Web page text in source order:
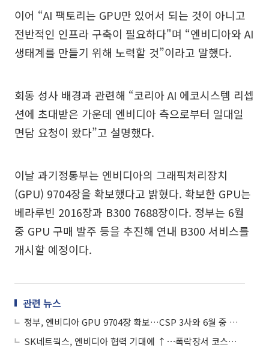
이어 “AI 팩토리는 GPU만 있어서 되는 것이 아니고
전반적인 인프라 구축이 필요하다"며 “엔비디아와 AI
생태계를 만들기 위해 노력할 것”이라고 말했다.
회동 성사 배경과 관련해 “코리아 AI 에코시스템 리셉
션에 초대받은 가운데 엔비디아 측으로부터 일대일
면담 요청이 왔다”고 설명했다.
이날 과기정통부는 엔비디아의 그래픽처리장치
(GPU) 9704장을 확보했다고 밝혔다. 확보한 GPU는
베라루빈 2016장과 B300 7688장이다. 정부는 6월
중 GPU 구매 발주 등을 추진해 연내 B300 서비스를
개시할 예정이다.
관련 뉴스
정부, 엔비디아 GPU 9704장 확보…CSP 3사와 6월 중 구매 발주
SK네트웍스, 엔비디아 협력 기대에 ↑⋯폭락장서 코스피 1개ㆍ코스닥 7개 '上‘